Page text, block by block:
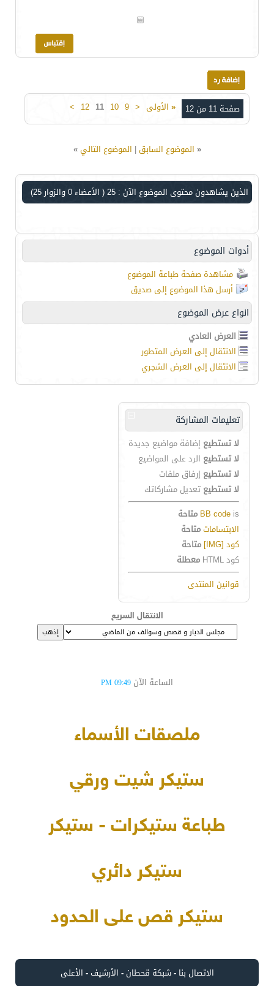
صفحة 11 من 12 « الأولى <
9
10
11
12
>
« الموضوع السابق| الموضوع التالي»
الذين يشاهدون محتوى الموضوع الآن : 25 ( الأعضاء 0 والزوار 25)
أدوات الموضوع
مشاهدة صفحة طباعة الموضوع
أرسل هذا الموضوع إلى صديق
انواع عرض الموضوع
العرض العادي
الانتقال إلى العرض المتطور
الانتقال إلى العرض الشجري
تعليمات المشاركة
لا تستطيع إضافة مواضيع جديدة
لا تستطيع الرد على المواضيع
لا تستطيع إرفاق ملفات
لا تستطيع تعديل مشاركاتك
BB code is
متاحة
الابتساماتمتاحة
كود [IMG]
متاحة
كود HTML
معطلة
قوانين المنتدى
الانتقال السريع
الساعة الآن 09:49 PM
ملصقات الأسماء
ستيكر شيت ورقي
طباعة ستيكرات - ستيكر
ستيكر دائري
ستيكر قص على الحدود
الاتصال بنا -شبكة قحطان- الأرشيف- الأعلى